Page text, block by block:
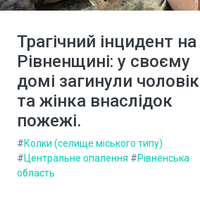
Трагічний інцидент на
Рівненщині: у своєму
домі загинули чоловік
та жінка внаслідок
пожежі.
#Колки (селище міського типу)
#Центральне опалення #Рівненська
область